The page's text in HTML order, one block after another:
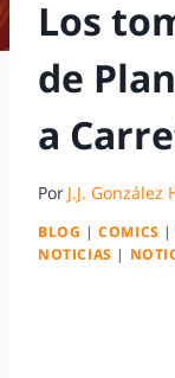
Los
de
a
Por J.J. González
BLOG |COMICS |
NOTICIAS |